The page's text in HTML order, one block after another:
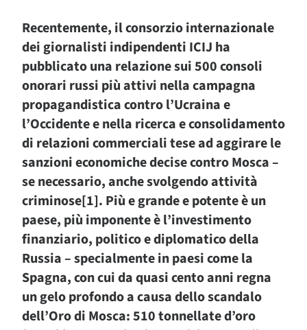
Recentemente, il consorzio internazionale
dei giornalisti indipendenti ICIJ ha
pubblicato una relazione sui 500 consoli
onorari russi più attivi nella campagna
propagandistica contro l’Ucraina e
l’Occidente e nella ricerca e consolidamento
di relazioni commerciali tese ad aggirare le
sanzioni economiche decise contro Mosca –
se necessario, anche svolgendo attività
criminose[1]. Più e grande e potente è un
paese, più imponente è l’investimento
finanziario, politico e diplomatico della
Russia – specialmente in paesi come la
Spagna, con cui da quasi cento anni regna
un gelo profondo a causa dello scandalo
dell’Oro di Mosca: 510 tonnellate d’oro